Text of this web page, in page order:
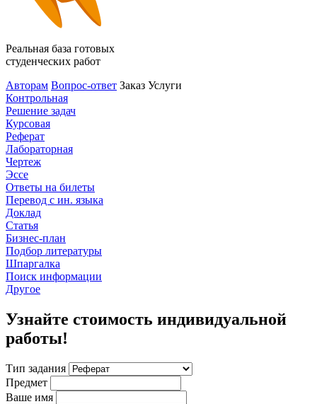
Реальная база готовых
студенческих работ
Авторам Вопрос-ответ Заказ Услуги
Контрольная
Решение задач
Курсовая
Реферат
Лабораторная
Чертеж
Эссе
Ответы на билеты
Перевод с ин. языка
Доклад
Статья
Бизнес-план
Подбор литературы
Шпаргалка
Поиск информации
Другое
Узнайте стоимость индивидуальной
работы!
Тип задания
Предмет
Ваше имя